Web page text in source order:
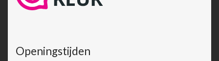
Openingstijden